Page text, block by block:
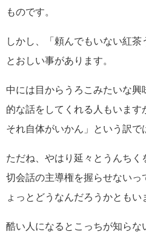
ものです。
しかし、「頼んでもいない紅
とおしい事があります。
中には目からうろこみたいな興
的な話をしてくれる人もいま
それ自体がいかん」という訳で
ただね、やはり延々とうんちく
切会話の主導権を握らせないっ
ょっとどうなんだろうかともい
酷い人になるとこっちが知らな